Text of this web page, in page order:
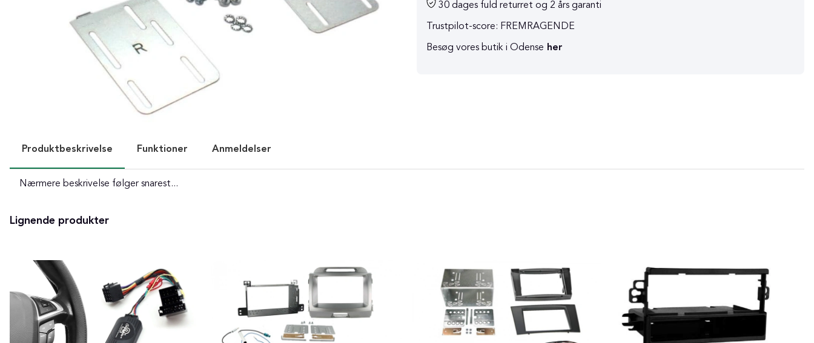
30 dages fuld returret og 2 års garanti
Trustpilot-score: FREMRAGENDE
Besøg vores butik i Odense her
Produktbeskrivelse Funktioner Anmeldelser
Nærmere beskrivelse følger snarest...
Lignende produkter